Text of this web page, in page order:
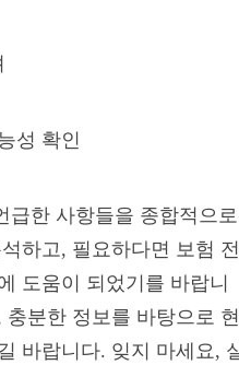
성 확인
급한 사항들을 종합적으로
하고, 필요하다면 보험 전
도움이 되었기를 바랍니
분한 정보를 바탕으로 현
바랍니다. 잊지 마세요,